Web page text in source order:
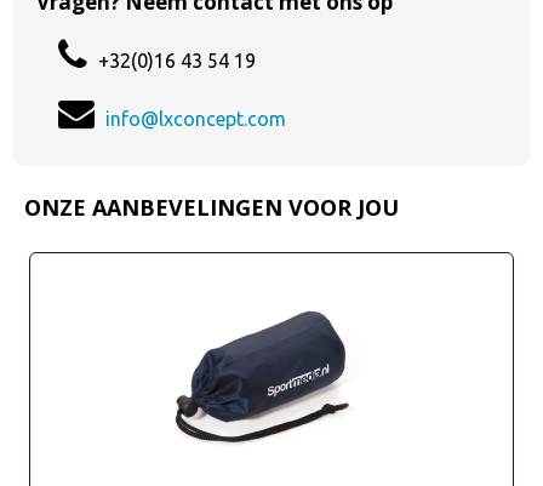
+32(0)16 43 54 19
info@lxconcept.com
ONZE AANBEVELINGEN VOOR JOU